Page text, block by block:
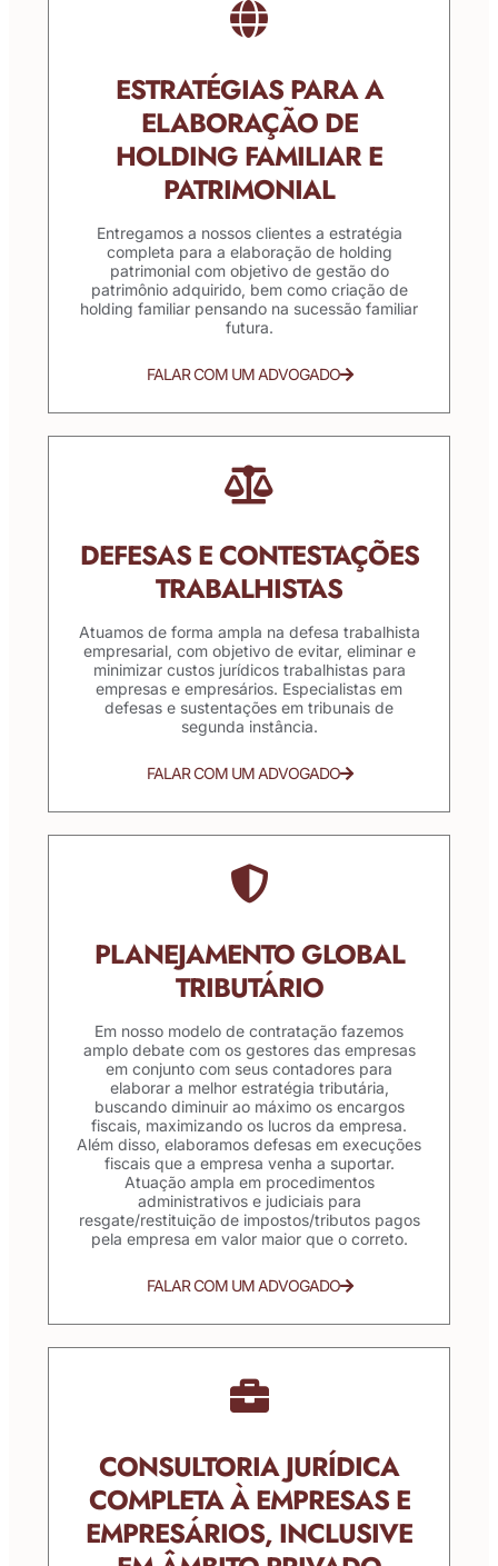
ESTRATÉGIAS PARA A
ELABORAÇÃO DE
HOLDING FAMILIAR E
PATRIMONIAL
Entregamos a nossos clientes a estratégia
completa para a elaboração de holding
patrimonial com objetivo de gestão do
patrimônio adquirido, bem como criação de
holding familiar pensando na sucessão familiar
futura.
FALAR COM UM ADVOGADO
DEFESAS E CONTESTAÇÕES
TRABALHISTAS
Atuamos de forma ampla na defesa trabalhista
empresarial, com objetivo de evitar, eliminar e
minimizar custos jurídicos trabalhistas para
empresas e empresários. Especialistas em
defesas e sustentações em tribunais de
segunda instância.
FALAR COM UM ADVOGADO
PLANEJAMENTO GLOBAL
TRIBUTÁRIO
Em nosso modelo de contratação fazemos
amplo debate com os gestores das empresas
em conjunto com seus contadores para
elaborar a melhor estratégia tributária,
buscando diminuir ao máximo os encargos
fiscais, maximizando os lucros da empresa.
Além disso, elaboramos defesas em execuções
fiscais que a empresa venha a suportar.
Atuação ampla em procedimentos
administrativos e judiciais para
resgate/restituição de impostos/tributos pagos
pela empresa em valor maior que o correto.
FALAR COM UM ADVOGADO
CONSULTORIA JURÍDICA
COMPLETA À EMPRESAS E
EMPRESÁRIOS, INCLUSIVE